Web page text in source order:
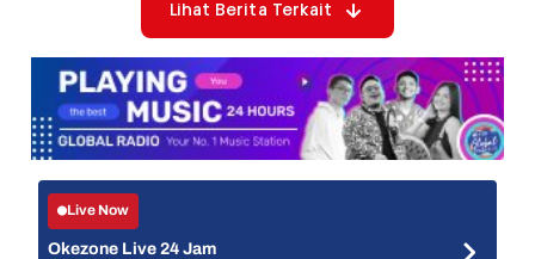
Lihat Berita Terkait
Live Now
Okezone Live 24 Jam